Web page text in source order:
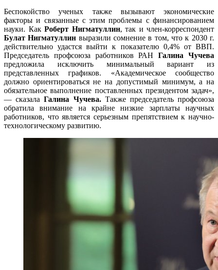
Беспокойство ученых также вызывают экономические
факторы и связанные с этим проблемы с финансированием
науки. Как Роберт Нигматуллин, так и член-корреспондент
Булат Нигматуллин выразили сомнение в том, что к 2030 г.
действительно удастся выйти к показателю 0,4% от ВВП.
Председатель профсоюза работников РАНГалина Чучева
предложила исключить минимальный вариант из
представленных графиков. «Академическое сообщество
должно ориентироваться не на допустимый минимум, а на
обязательное выполнение поставленных президентом задач»,
— сказалаГалина Чучева. Также председатель профсоюза
обратила внимание на крайне низкие зарплаты научных
работников, что является серьезным препятствием к научно-
технологическому развитию.